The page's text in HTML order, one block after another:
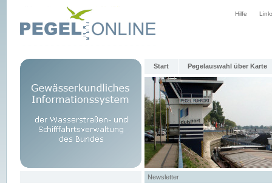
Hilfe
Start Pegelauswahl über Karte
Newsletter